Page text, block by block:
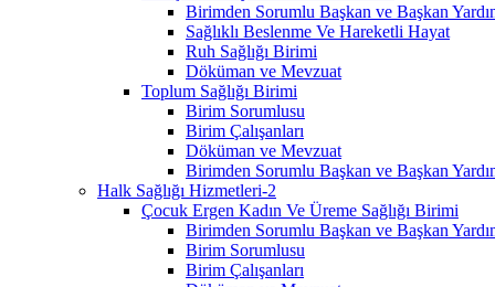
Birimden Sorumlu Başkan ve Başkan
Sağlıklı Beslenme Ve Hareketli Hayat
Ruh Sağlığı Birimi
Döküman ve Mevzuat
Toplum Sağlığı Birimi
Birim Sorumlusu
Birim Çalışanları
Döküman ve Mevzuat
Birimden Sorumlu Başkan ve Başkan
Halk Sağlığı Hizmetleri-2
Çocuk Ergen Kadın Ve Üreme Sağlığı Birimi
Birimden Sorumlu Başkan ve Başkan
Birim Sorumlusu
Birim Çalışanları